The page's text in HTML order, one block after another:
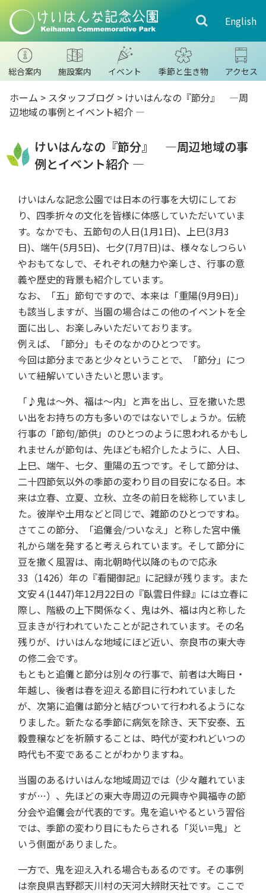
English
総合案内 施設案内 イベント 季節と生き物 アクセス
ホーム > スタッフブログ > けいはんなの『節分』 —周
辺地域の事例とイベント紹介 ―
けいはんなの『節分』 —周辺地域の事
例とイベント紹介 ―
けいはんな記念公園では日本の行事を大切にしてお
り、四季折々の文化を皆様に体感していただいていま
す。なかでも、五節句の人日(1月1日)、上巳(3月3
日)、端午(5月5日)、七夕(7月7日)は、様々なしつらい
やおもてなしで、それぞれの魅力や楽しさ、行事の意
義や歴史的背景も紹介しています。
なお、「五」節句ですので、本来は「重陽(9月9日)」
も該当しますが、当園の場合はこの他のイベントを全
面に出し、お楽しみいただいております。
例えば、「節分」もそのなかのひとつです。
今回は節分まであと少々ということで、「節分」につ
いて紐解いていきたいと思います。
「♪鬼は～外、福は～内」と声を出し、豆を撒いた思
い出をお持ちの方も多いのではないでしょうか。伝統
行事の「節句/節供」のひとつのように思われるかもし
れませんが節句は、先ほども紹介したように、人日、
上巳、端午、七夕、重陽の五つです。そして節分は、
二十四節気以外の季節の変わり目の目安になる日。本
来は立春、立夏、立秋、立冬の前日を総称していまし
た。彼岸や土用などと同じで、雑節のひとつですね。
さてこの節分、「追儺会/ついなえ」と称した宮中儀
礼から端を発すると考えられています。そして節分に
豆を撒く風習は、南北朝時代以降のもので応永
33（1426）年の『看聞御記』に記録が残ります。また
文安４(1447)年12月22日の『臥雲日件録』には立春に
際し、階級の上下関係なく、鬼は外、福は内と称した
豆まきが行われていたことが記されています。その名
残りが、けいはんな地域にほど近い、奈良市の東大寺
の修二会です。
もともと追儺と節分は別々の行事で、前者は大晦日・
年越し、後者は春を迎える節目に行われていました
が、次第に追儺は節分と結びついて行われるようにな
りました。新たなる季節に病気を除き、天下安泰、五
穀豊穣などを祈願することは、時代が変われどいつの
時代も不変であることがわかりますね。
当園のあるけいはんな地域周辺では（少々離れていま
すが…）、先ほどの東大寺周辺の元興寺や興福寺の節
分会や追儺会が代表的です。鬼を追いやるという習俗
では、季節の変わり目にもたらされる「災い=鬼」と
いう側面がありました。
一方で、鬼を迎え入れる場合もあるのです。その事例
は奈良県吉野郡天川村の天河大辨財天社です。ここで